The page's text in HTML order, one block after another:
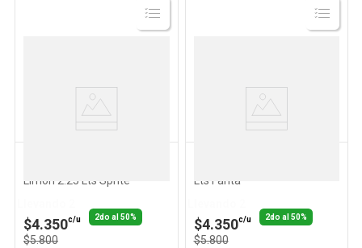
Ver
Producto
Limón 2.25 Lts Sprite
$4.350c/u 2do al 50%
$5.800
Ver
Producto
Lts Fanta
$4.350c/u 2do al 50%
$5.800